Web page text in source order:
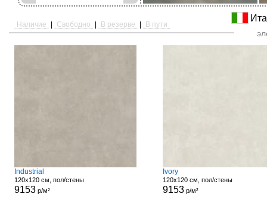
Наличие | Свободно | В резерве | В пути
Industrial
120x120 см, пол/стены
9153р/м²
Ivory
120x120 см, пол/стены
9153р/м²